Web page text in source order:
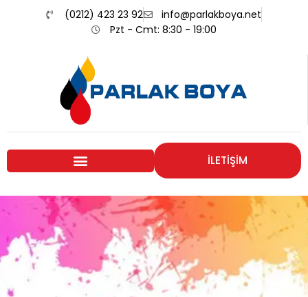
(0212) 423 23 92
info@parlakboya.net
Pzt - Cmt: 8:30 - 19:00
İLETİŞİM